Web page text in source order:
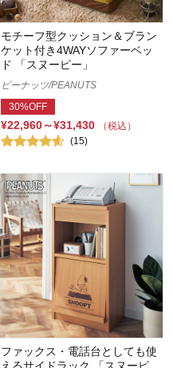
モチーフ型クッション＆ブラン
ケット付き4WAYソファーベッ
ド 「スヌーピー」
ピーナッツ/PEANUTS
30%OFF
¥22,960～¥31,430
（税込）
(15)
ファックス・電話台としても使